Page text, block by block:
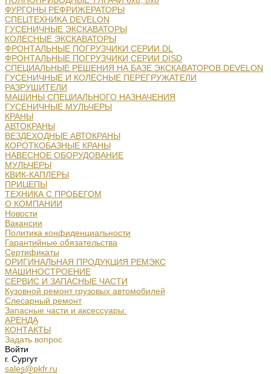
ФУРГОНЫ РЕФРИЖЕРАТОРЫ
СПЕЦТЕХНИКА DEVELON
ГУСЕНИЧНЫЕ ЭКСКАВАТОРЫ
КОЛЕСНЫЕ ЭКСКАВАТОРЫ
ФРОНТАЛЬНЫЕ ПОГРУЗЧИКИ СЕРИИ DL
ФРОНТАЛЬНЫЕ ПОГРУЗЧИКИ СЕРИИ DISD
СПЕЦИАЛЬНЫЕ РЕШЕНИЯ НА БАЗЕ ЭКСКАВАТОРОВ DEVELON
ГУСЕНИЧНЫЕ И КОЛЕСНЫЕ ПЕРЕГРУЖАТЕЛИ
РАЗРУШИТЕЛИ
МАШИНЫ СПЕЦИАЛЬНОГО НАЗНАЧЕНИЯ
ГУСЕНИЧНЫЕ МУЛЬЧЕРЫ
КРАНЫ
АВТОКРАНЫ
ВЕЗДЕХОДНЫЕ АВТОКРАНЫ
КОРОТКОБАЗНЫЕ КРАНЫ
НАВЕСНОЕ ОБОРУДОВАНИЕ
МУЛЬЧЕРЫ
КВИК-КАПЛЕРЫ
ПРИЦЕПЫ
ТЕХНИКА С ПРОБЕГОМ
О КОМПАНИИ
Новости
Вакансии
Политика конфиденциальности
Гарантийные обязательства
Сертификаты
ОРИГИНАЛЬНАЯ ПРОДУКЦИЯ РЕМЭКС
МАШИНОСТРОЕНИЕ
СЕРВИС И ЗАПАСНЫЕ ЧАСТИ
Кузовной ремонт грузовых автомобилей
Слесарный ремонт
Запасные части и аксессуары:
АРЕНДА
КОНТАКТЫ
Задать вопрос
Войти
г. Сургут
sales@pkfr.ru